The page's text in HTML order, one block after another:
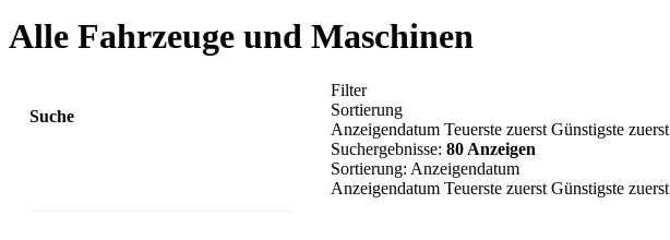
Alle Fahrzeuge und Maschinen
Suche
Filter
Sortierung
Anzeigendatum Teuerste zuerst Günstigste zuerst
Suchergebnisse: 80 Anzeigen
Sortierung: Anzeigendatum
Anzeigendatum Teuerste zuerst Günstigste zuerst